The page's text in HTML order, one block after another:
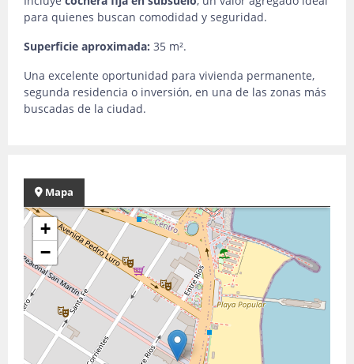
para quienes buscan comodidad y seguridad.
Superficie aproximada: 35 m².
Una excelente oportunidad para vivienda permanente,
segunda residencia o inversión, en una de las zonas más
buscadas de la ciudad.
Mapa
+
−